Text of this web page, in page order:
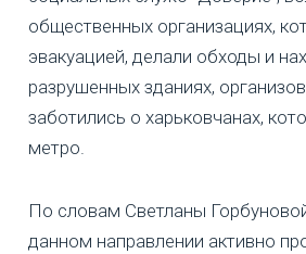
общественных организациях,
эвакуацией, делали обходы и
разрушенных зданиях,
заботились о харьковчанах,
метро.
По словам Светланы
данном направлении активно